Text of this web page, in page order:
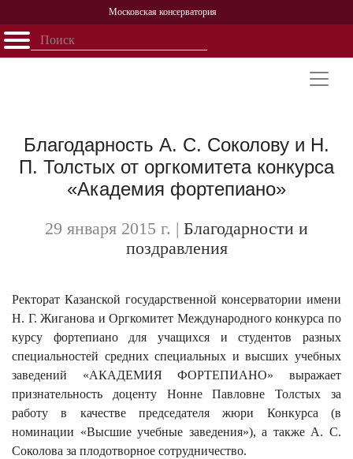
Московская консерватория
Открыть - закрыть
Персоналии
История
Благодарность А. С. Соколову и Н.
П. Толстых от оргкомитета конкурса
«Академия фортепиано»
29 января 2015 г. | Благодарности и
поздравления
Ректорат Казанской государственной консерватории имени
Н. Г. Жиганова и Оргкомитет Международного конкурса по
курсу фортепиано для учащихся и студентов разных
специальностей средних специальных и высших учебных
заведений «АКАДЕМИЯ ФОРТЕПИАНО» выражает
признательность доценту Нонне Павловне Толстых за
работу в качестве председателя жюри Конкурса (в
номинации «Высшие учебные заведения»), а также А. С.
Соколова за плодотворное сотрудничество.